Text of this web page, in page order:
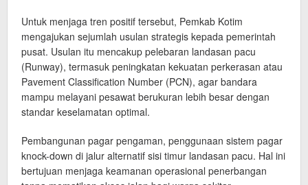
Untuk menjaga tren positif tersebut, Pemkab Kotim
mengajukan sejumlah usulan strategis kepada pemerintah
pusat. Usulan itu mencakup pelebaran landasan pacu
(Runway), termasuk peningkatan kekuatan perkerasan atau
Pavement Classification Number (PCN), agar bandara
mampu melayani pesawat berukuran lebih besar dengan
standar keselamatan optimal.
Pembangunan pagar pengaman, penggunaan sistem pagar
knock-down di jalur alternatif sisi timur landasan pacu. Hal ini
bertujuan menjaga keamanan operasional penerbangan